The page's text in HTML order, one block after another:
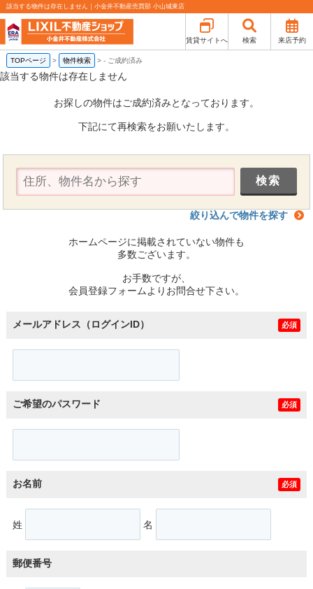
該当する物件は存在しません｜小金井不動産売買部 小山城東店
賃貸サイトへ 検索 来店予約
TOPページ > 物件検索 >- ご成約済み
該当する物件は存在しません
お探しの物件はご成約済みとなっております。
下記にて再検索をお願いたします。
絞り込んで物件を探す
ホームページに掲載されていない物件も
多数ございます。
お手数ですが、
会員登録フォームよりお問合せ下さい。
メールアドレス（ログインID） 必須
ご希望のパスワード 必須
お名前 必須
姓 名
郵便番号